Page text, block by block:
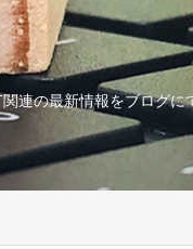
連の最新情報をブログに